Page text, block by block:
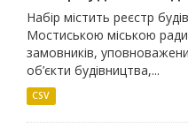
Набір містить реєстр
Мостиською міською
замовників,
об’єкти будівництва,...
CSV